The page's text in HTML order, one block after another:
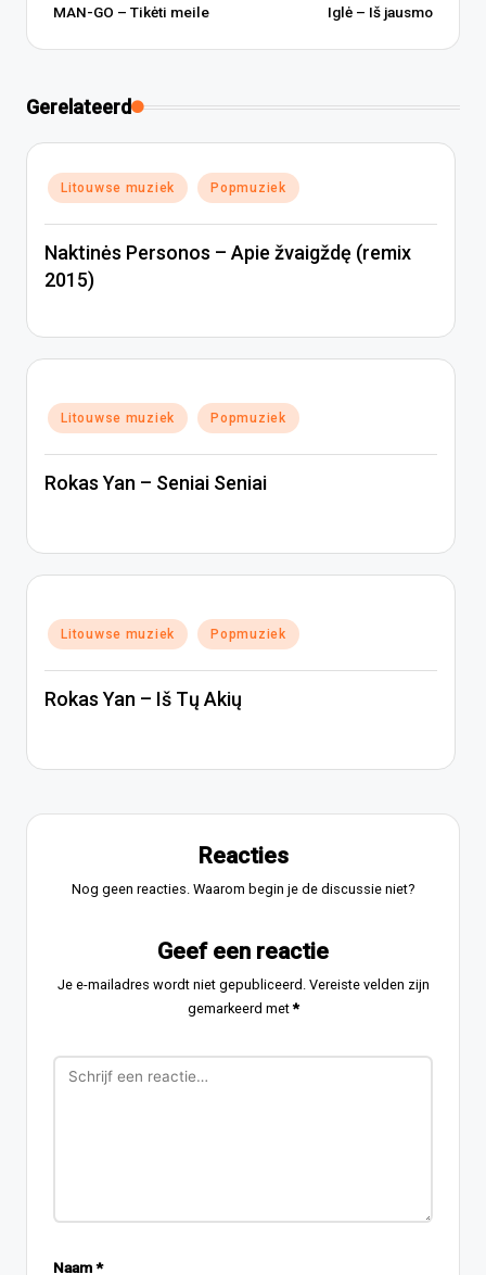
navigatie
MAN-GO – Tikėti meile Iglė – Iš jausmo
Gerelateerd
Geplaatst
in
Litouwse muziek Popmuziek
Naktinės Personos – Apie žvaigždę (remix
2015)
Geplaatst
in
Litouwse muziek Popmuziek
Rokas Yan – Seniai Seniai
Geplaatst
in
Litouwse muziek Popmuziek
Rokas Yan – Iš Tų Akių
Reacties
Nog geen reacties. Waarom begin je de discussie niet?
Geef een reactie
Je e-mailadres wordt niet gepubliceerd. Vereiste velden zijn
gemarkeerd met*
Naam*